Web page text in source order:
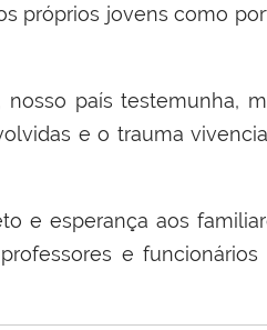
próprios jovens como
país testemunha,
e o trauma
e esperança aos
e funcionários